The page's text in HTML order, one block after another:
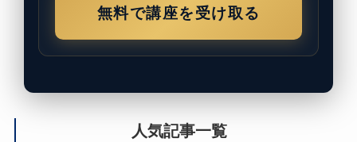
無料で講座を受け取る
人気記事一覧